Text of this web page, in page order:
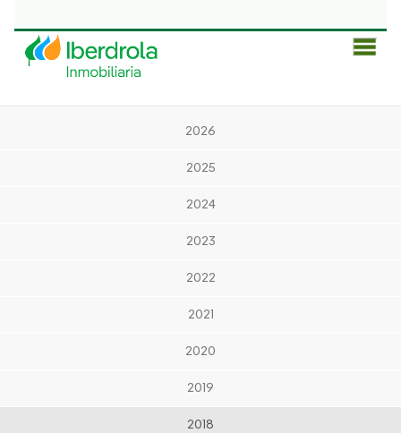
2026
2025
2024
2023
2022
2021
2020
2019
2018